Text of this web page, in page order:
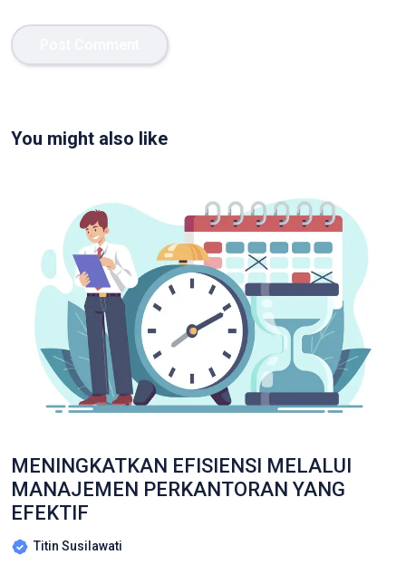
You might also like
MENINGKATKAN EFISIENSI MELALUI
MANAJEMEN PERKANTORAN YANG
EFEKTIF
Titin Susilawati